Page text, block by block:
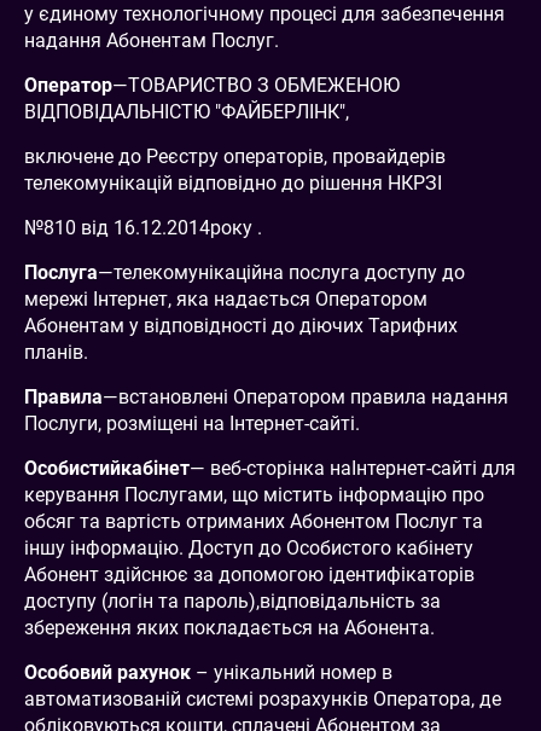
у єдиному технологічному процесі для забезпечення
надання Абонентам Послуг.
Оператор—ТОВАРИСТВО З ОБМЕЖЕНОЮ
ВІДПОВІДАЛЬНІСТЮ "ФАЙБЕРЛІНК",
включене до Реєстру операторів, провайдерів
телекомунікацій відповідно до рішення НКРЗІ
№810 від 16.12.2014року .
Послуга—телекомунікаційна послуга доступу до
мережі Інтернет, яка надається Оператором
Абонентам у відповідності до діючих Тарифних
планів.
Правила—встановлені Оператором правила надання
Послуги, розміщені на Інтернет-сайті.
Особистийкабінет— веб-сторінка наІнтернет-сайті для
керування Послугами, що містить інформацію про
обсяг та вартість отриманих Абонентом Послуг та
іншу інформацію. Доступ до Особистого кабінету
Абонент здійснює за допомогою ідентифікаторів
доступу (логін та пароль),відповідальність за
збереження яких покладається на Абонента.
Особовий рахунок – унікальний номер в
автоматизованій системі розрахунків Оператора, де
обліковуються кошти, сплачені Абонентом за